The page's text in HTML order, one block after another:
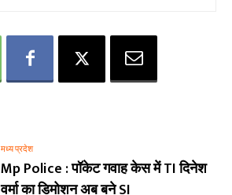
मध्य प्रदेश
Mp Police : पॉकेट गवाह केस में TI दिनेश
वर्मा का डिमोशन अब बने SI